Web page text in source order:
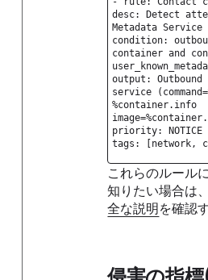
desc: Detect
Metadata
condition:
container and
output:
service
%container.info
priority: NOTICE
tags: [network,
これらのルール
知りたい場合は
全な説明を確認